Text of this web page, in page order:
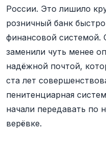
России. Это лишило
розничный банк
финансовой системой.
заменили чуть менее
надёжной почтой,
ста лет
пенитенциарная
начали передавать по
верёвке.